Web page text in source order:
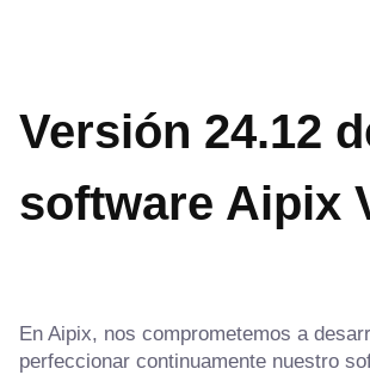
Versión 24.12
software Aipix
En Aipix, nos comprometemos a
perfeccionar continuamente nuestro